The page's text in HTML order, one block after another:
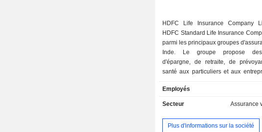
HDFC Life Insurance Company
HDFC Standard Life Insurance
parmi les principaux groupes
Inde. Le groupe propose
d'épargne, de retraite, de
santé aux particuliers et aux
services est assurée au travers
421 agences implantées en Inde,
Employés
Secteur Assurance
Plus d'informations sur la société